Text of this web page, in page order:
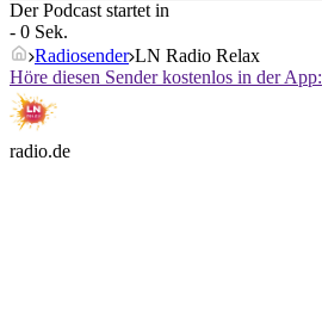
Der Podcast startet in
- 0 Sek.
Radiosender LN Radio Relax
Höre diesen Sender kostenlos in der App:
radio.de